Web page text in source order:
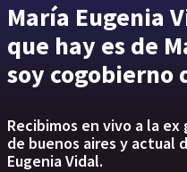
María Eugenia
que hay es de
soy cogobierno
Recibimos en vivo a la
de buenos aires y actual
Eugenia Vidal.